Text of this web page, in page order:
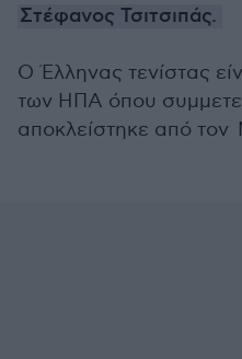
Στέφανος Τσιτσιπάς.
Ο Έλληνας τενίστας
των ΗΠΑ όπου
αποκλείστηκε από τον